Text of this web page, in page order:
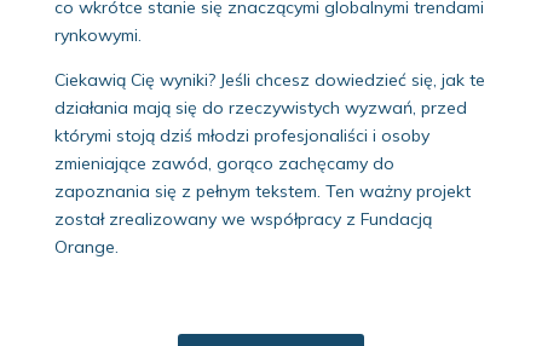
co wkrótce stanie się znaczącymi globalnymi trendami
rynkowymi.
Ciekawią Cię wyniki? Jeśli chcesz dowiedzieć się, jak te
działania mają się do rzeczywistych wyzwań, przed
którymi stoją dziś młodzi profesjonaliści i osoby
zmieniające zawód, gorąco zachęcamy do
zapoznania się z pełnym tekstem. Ten ważny projekt
został zrealizowany we współpracy z Fundacją
Orange.